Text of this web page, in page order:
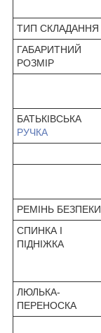
ТИП СКЛАДАННЯ
ГАБАРИТНИЙ
РОЗМІР
БАТЬКІВСЬКА
РУЧКА
РЕМІНЬ БЕЗПЕКИ
СПИНКА І
ПІДНІЖКА
ЛЮЛЬКА-
ПЕРЕНОСКА